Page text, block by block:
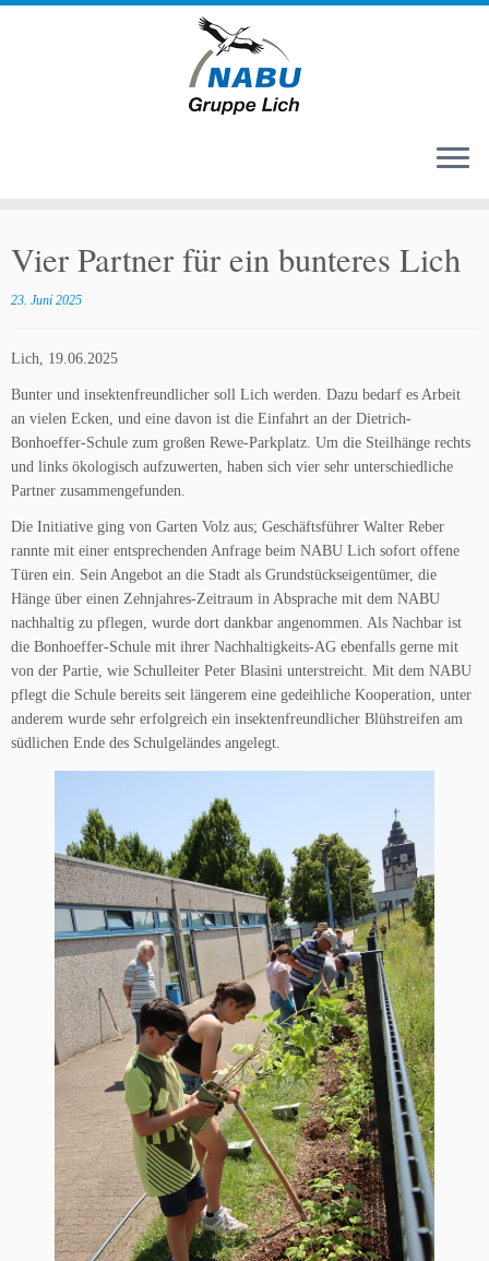
springen
Vier Partner für ein bunteres Lich
23. Juni 2025
Lich, 19.06.2025
Bunter und insektenfreundlicher soll Lich werden. Dazu bedarf es Arbeit
an vielen Ecken, und eine davon ist die Einfahrt an der Dietrich-
Bonhoeffer-Schule zum großen Rewe-Parkplatz. Um die Steilhänge rechts
und links ökologisch aufzuwerten, haben sich vier sehr unterschiedliche
Partner zusammengefunden.
Die Initiative ging von Garten Volz aus; Geschäftsführer Walter Reber
rannte mit einer entsprechenden Anfrage beim NABU Lich sofort offene
Türen ein. Sein Angebot an die Stadt als Grundstückseigentümer, die
Hänge über einen Zehnjahres-Zeitraum in Absprache mit dem NABU
nachhaltig zu pflegen, wurde dort dankbar angenommen. Als Nachbar ist
die Bonhoeffer-Schule mit ihrer Nachhaltigkeits-AG ebenfalls gerne mit
von der Partie, wie Schulleiter Peter Blasini unterstreicht. Mit dem NABU
pflegt die Schule bereits seit längerem eine gedeihliche Kooperation, unter
anderem wurde sehr erfolgreich ein insektenfreundlicher Blühstreifen am
südlichen Ende des Schulgeländes angelegt.